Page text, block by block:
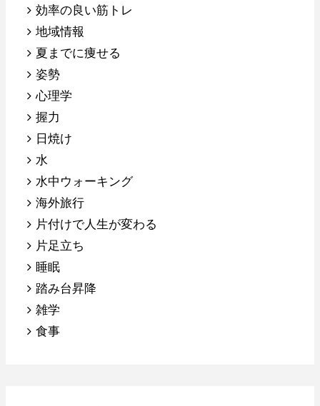
効率の良い筋トレ
地域情報
夏までに痩せる
姿勢
心理学
握力
日焼け
水
水中ウォーキング
海外旅行
片付けで人生が変わる
片足立ち
睡眠
踏み台昇降
雑学
食事